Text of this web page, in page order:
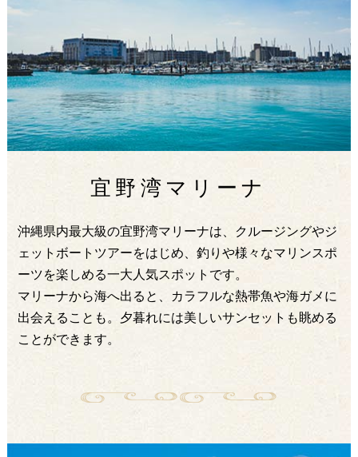
宜野湾マリーナ
沖縄県内最大級の宜野湾マリーナは、クルージングやジ
ェットボートツアーをはじめ、釣りや様々なマリンスポ
ーツを楽しめる一大人気スポットです。
マリーナから海へ出ると、カラフルな熱帯魚や海ガメに
出会えることも。夕暮れには美しいサンセットも眺める
ことができます。